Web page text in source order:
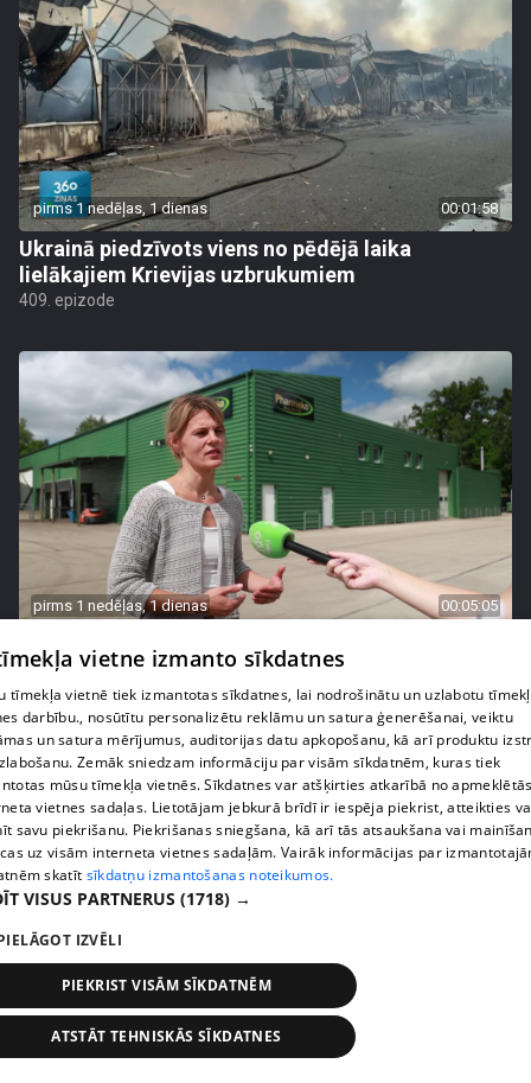
pirms 1 nedēļas, 1 dienas 00:01:58
Ukrainā piedzīvots viens no pēdējā laika
lielākajiem Krievijas uzbrukumiem
409. epizode
pirms 1 nedēļas, 1 dienas 00:05:05
Melleņu zelta drudzis: kas nosaka iepirkuma
cenu?
409. epizode
Ogas un sēnes šogad dārgākas, bet uzpirkšanas
vietne izmanto sīkdatnes
tīmekļa vietnē tiek izmantotas sīkdatnes, lai nodrošinātu un uzlabotu
darbību., nosūtītu personalizētu reklāmu un satura ģenerēšanai, veiktu
un satura mērījumus, auditorijas datu apkopošanu, kā arī produktu
Zemāk sniedzam informāciju par visām sīkdatnēm, kuras tiek
mūsu tīmekļa vietnēs. Sīkdatnes var atšķirties atkarībā no
vietnes sadaļas. Lietotājam jebkurā brīdī ir iespēja piekrist, atteikties
savu piekrišanu. Piekrišanas sniegšana, kā arī tās atsaukšana vai
uz visām interneta vietnes sadaļām. Vairāk informācijas par
skatīt sīkdatņu izmantošanas noteikumos.
VISUS PARTNERUS (1718) →
IZVĒLI
PIEKRIST VISĀM SĪKDATNĒM
ATSTĀT TEHNISKĀS SĪKDATNES